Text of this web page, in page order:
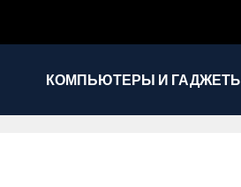
КОМПЬЮТЕРЫ И